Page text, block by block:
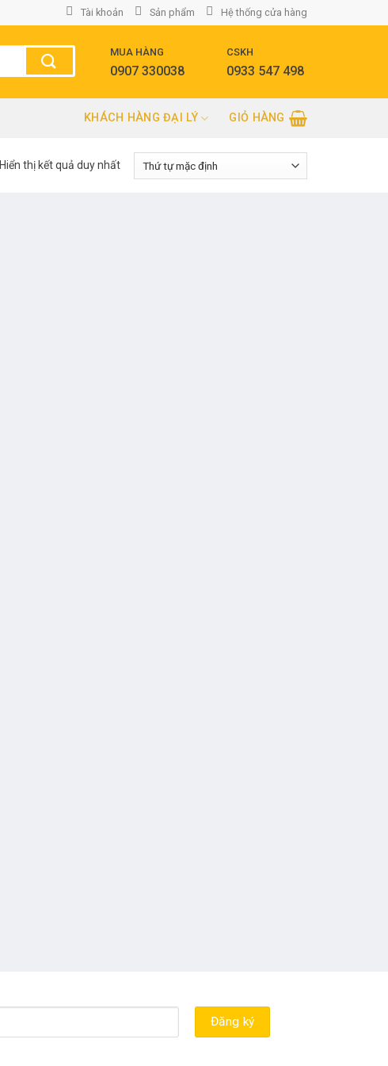
Tài khoản Sản phẩm Hệ thống cửa hàng
MUA HÀNG
0907 330038
CSKH
0933 547 498
KHÁCH HÀNG ĐẠI LÝ GIỎ HÀNG
Hiển thị kết quả duy nhất